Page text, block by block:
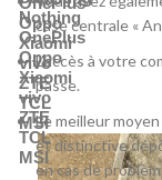
Oppo
Xiaomi
vivo
ZTE
TCL
MSI
Nothing
OnePlus
Oppo
Xiaomi
vivo
ZTE
TCL
MSI
case centrale «
L’accès à votre
passe.
Le meilleur
et distinctive
en cas de